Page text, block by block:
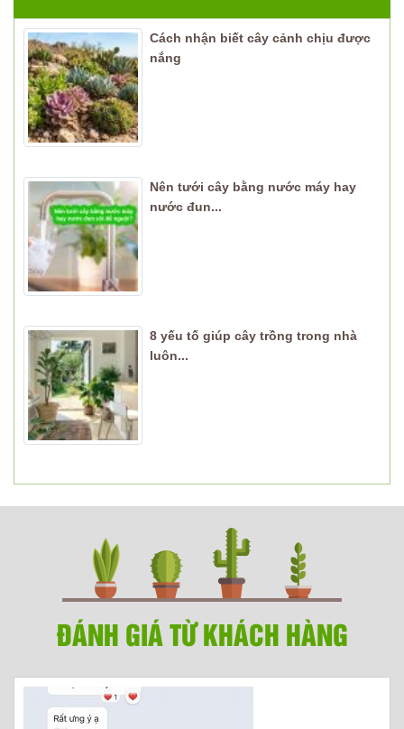
Cách nhận biết cây cảnh chịu được
nắng
Nên tưới cây bằng nước máy hay
nước đun...
8 yếu tố giúp cây trồng trong nhà
luôn...
ĐÁNH GIÁ TỪ KHÁCH HÀNG